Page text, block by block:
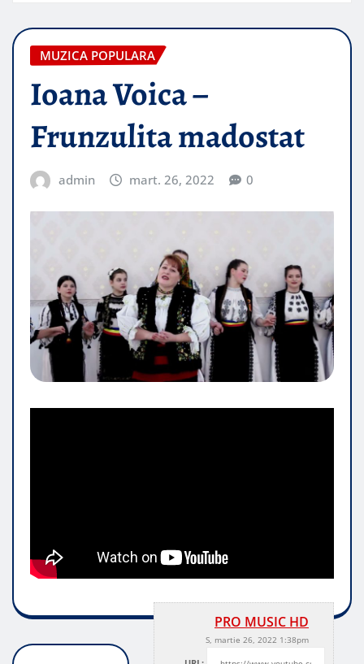
MUZICA POPULARA
Ioana Voica –
Frunzulita madostat
admin mart. 26, 2022 0
PRO MUSIC HD
S, martie 26, 2022 1:38pm